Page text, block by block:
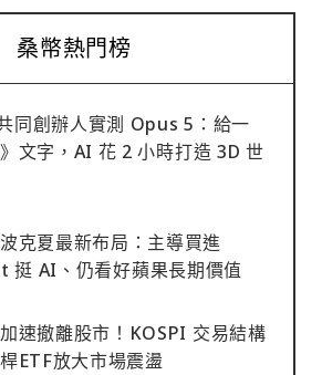
桑幣熱門榜
同創辦人實測 Opus 5：給一
文字，AI 花 2 小時打造 3D 世
克夏最新布局：主導買進
挺 AI、仍看好蘋果長期價值
速撤離股市！KOSPI 交易結構
ETF放大市場震盪